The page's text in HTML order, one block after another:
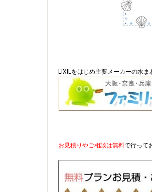
LIXILをはじめ主要メーカーの水
お見積りやご相談は無料で行って